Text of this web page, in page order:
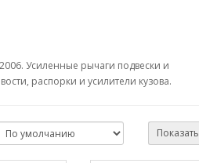
Усиленные рычаги подвески и
распорки и усилители кузова.